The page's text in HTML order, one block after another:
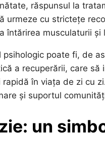
răspunsul la
urmeze cu strictețe
întărirea musculaturii
psihologic poate fi, de
a recuperării, care
rapidă în viața de zi cu
și suportul
un